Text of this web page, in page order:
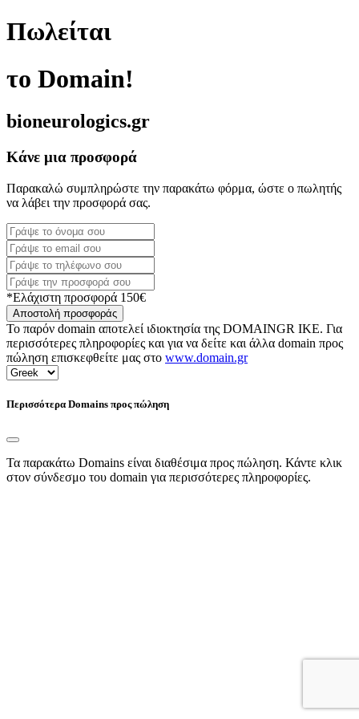
Πωλείται
το Domain!
bioneurologics.gr
Κάνε μια προσφορά
Παρακαλώ συμπληρώστε την παρακάτω φόρμα, ώστε ο πωλητής
να λάβει την προσφορά σας.
*Ελάχιστη προσφορά 150€
Αποστολή προσφοράς
Το παρόν domain αποτελεί ιδιοκτησία της DOMAINGR ΙΚΕ. Για
περισσότερες πληροφορίες και για να δείτε και άλλα domain προς
πώληση επισκεφθείτε μας στο www.domain.gr
Περισσότερα Domains προς πώληση
Τα παρακάτω Domains είναι διαθέσιμα προς πώληση. Κάντε κλικ
στον σύνδεσμο του domain για περισσότερες πληροφορίες.